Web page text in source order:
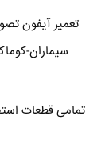
تعمیر آیفون
سیماران-
تمامی قطعات